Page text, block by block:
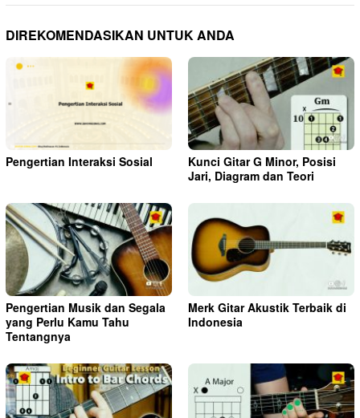
DIREKOMENDASIKAN UNTUK ANDA
Pengertian Interaksi Sosial
Kunci Gitar G Minor, Posisi
Jari, Diagram dan Teori
Pengertian Musik dan Segala
yang Perlu Kamu Tahu
Tentangnya
Merk Gitar Akustik Terbaik di
Indonesia